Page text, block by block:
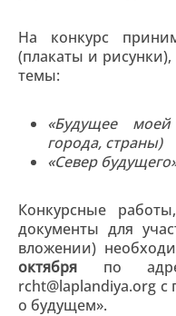
На конкурс
(плакаты и
темы:
«Будущее
города, страны)
«Север
Конкурсные
документы для
вложении)
октября по
rcht@laplandiya.org
о будущем».